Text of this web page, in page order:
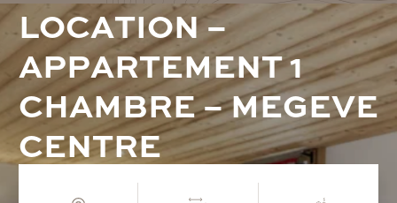
LOCATION–
APPARTEMENT1
CHAMBRE–MEGEVE
CENTRE